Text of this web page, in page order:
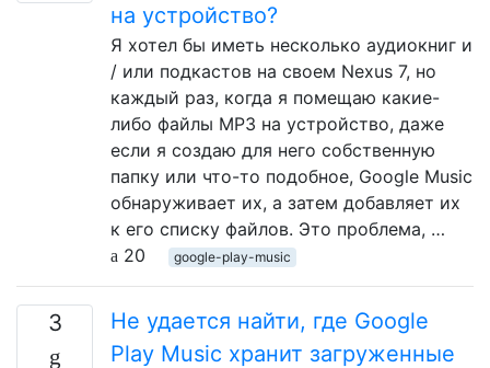
на устройство?
Я хотел бы иметь несколько аудиокниг и
/ или подкастов на своем Nexus 7, но
каждый раз, когда я помещаю какие-
либо файлы MP3 на устройство, даже
если я создаю для него собственную
папку или что-то подобное, Google Music
обнаруживает их, а затем добавляет их
к его списку файлов. Это проблема, …
20
google-play-music
3
Не удается найти, где Google
Play Music хранит загруженные